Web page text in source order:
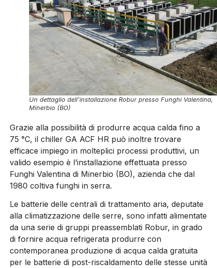
Un dettaglio dell’installazione Robur presso Funghi Valentina,
Minerbio (BO)
Grazie alla possibilità di produrre acqua calda fino a
75 °C, il chiller GA ACF HR può inoltre trovare
efficace impiego in molteplici processi produttivi, un
valido esempio è l’installazione effettuata presso
Funghi Valentina di Minerbio (BO), azienda che dal
1980 coltiva funghi in serra.
Le batterie delle centrali di trattamento aria, deputate
alla climatizzazione delle serre, sono infatti alimentate
da una serie di gruppi preassemblati Robur, in grado
di fornire acqua refrigerata produrre con
contemporanea produzione di acqua calda gratuita
per le batterie di post-riscaldamento delle stesse unità